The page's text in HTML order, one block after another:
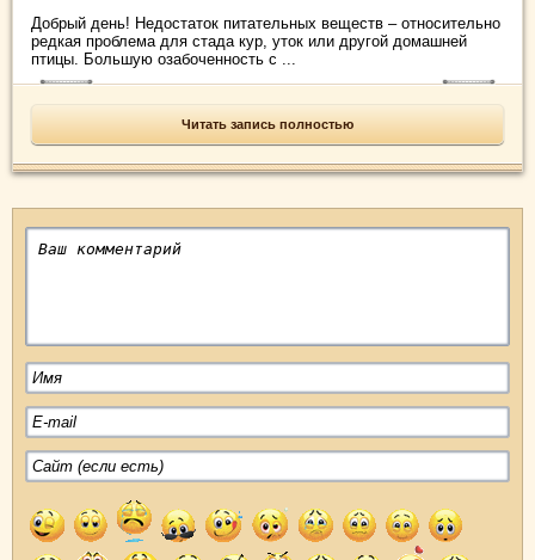
Добрый день! Недостаток питательных веществ – относительно
редкая проблема для стада кур, уток или другой домашней
птицы. Большую озабоченность с ...
Читать запись полностью